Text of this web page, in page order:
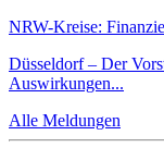
NRW-Kreise:
Düsseldorf – Der
Auswirkungen...
Alle Meldungen